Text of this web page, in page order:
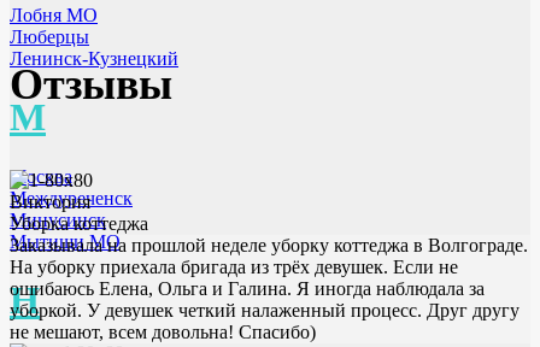
Лобня МО
Люберцы
Ленинск-Кузнецкий
М
Москва
Междуреченск
Минусинск
Мытищи МО
Н
Отзывы
Виктория
Уборка коттеджа
Заказывала на прошлой неделе уборку коттеджа в Волгограде.
На уборку приехала бригада из трёх девушек. Если не
ошибаюсь Елена, Ольга и Галина. Я иногда наблюдала за
уборкой. У девушек четкий налаженный процесс. Друг другу
не мешают, всем довольна! Спасибо)